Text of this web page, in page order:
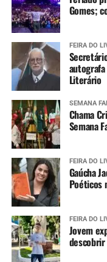
Gomes;
FEIRA DO
Literário
SEMANA
Chama
Semana
FEIRA DO
Gaúcha
Poéticos
FEIRA DO
Jovem